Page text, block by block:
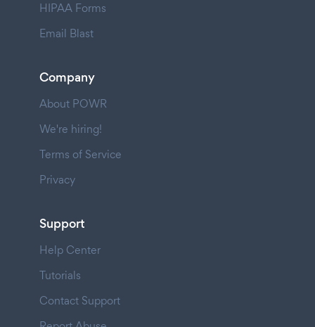
HIPAA Forms
Email Blast
Company
About POWR
We're hiring!
Terms of Service
Privacy
Support
Help Center
Tutorials
Contact Support